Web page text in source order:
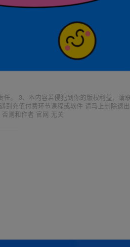
。 3、本内容若侵犯到你的版权利益，请
到充值付费环节课程或软件 请马上删除退
则和作者 官网 无关